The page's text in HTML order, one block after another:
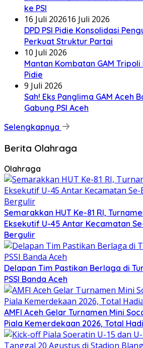
ke PSI
16 Juli 202616 Juli 2026
DPD PSI Pidie Konsolidasi
Perkuat Struktur Partai
10 Juli 2026
Mantan Kombatan GAM Tripoli
Pidie
9 Juli 2026
Sah! Eks Panglima GAM Aceh
Gabung PSI Aceh
Selengkapnya
Berita Olahraga
Olahraga
Semarakkan HUT Ke-81 RI,
Eksekutif U-45 Antar Kecamatan
Bergulir
Delapan Tim Pastikan Berlaga di
PSSI Banda Aceh
AMFI Aceh Gelar Turnamen Mini
Piala Kemerdekaan 2026, Total